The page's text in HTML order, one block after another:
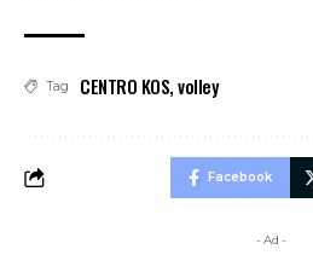
Tag CENTRO KOS,volley
Facebook
- Ad -